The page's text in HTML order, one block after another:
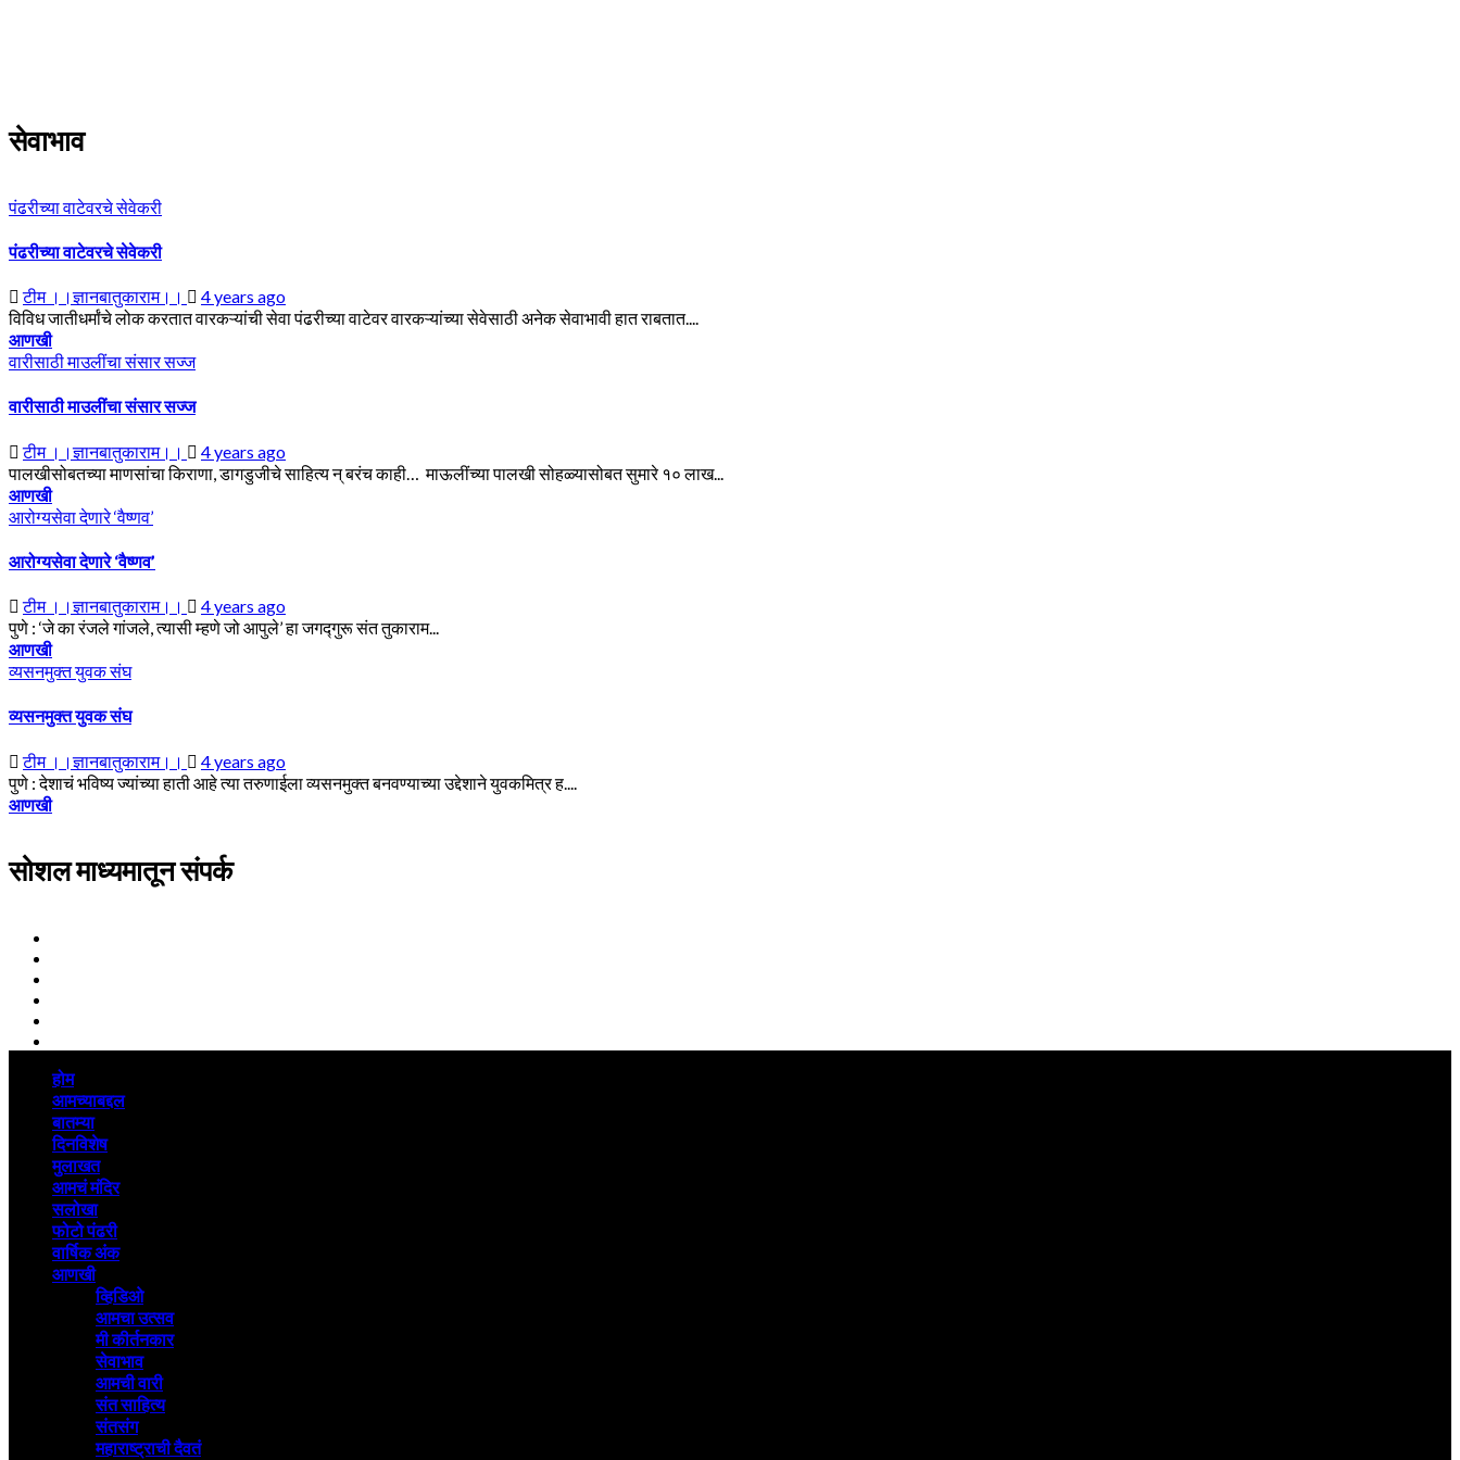
सेवाभाव
पंढरीच्या वाटेवरचे सेवेकरी
पंढरीच्या वाटेवरचे सेवेकरी
टीम ।।ज्ञानबातुकाराम।।
4 years ago
विविध जातीधर्मांचे लोक करतात वारकऱ्यांची सेवा पंढरीच्या वाटेवर वारकऱ्यांच्या सेवेसाठी अनेक सेवाभावी हात राबतात....
आणखी
वारीसाठी माउलींचा संसार सज्ज
वारीसाठी माउलींचा संसार सज्ज
टीम ।।ज्ञानबातुकाराम।।
4 years ago
पालखीसोबतच्या माणसांचा किराणा, डागडुजीचे साहित्य न् बरंच काही… माऊलींच्या पालखी सोहळ्यासोबत सुमारे १० लाख...
आणखी
आरोग्यसेवा देणारे ‘वैष्णव’
आरोग्यसेवा देणारे ‘वैष्णव’
टीम ।।ज्ञानबातुकाराम।।
4 years ago
पुणे : ‘जे का रंजले गांजले, त्यासी म्हणे जो आपुले’ हा जगद्गुरू संत तुकाराम...
आणखी
व्यसनमुक्त युवक संघ
व्यसनमुक्त युवक संघ
टीम ।।ज्ञानबातुकाराम।।
4 years ago
पुणे : देशाचं भविष्य ज्यांच्या हाती आहे त्या तरुणाईला व्यसनमुक्त बनवण्याच्या उद्देशाने युवकमित्र ह....
आणखी
सोशल माध्यमातून संपर्क
Primary
होम
आमच्याबद्दल
बातम्या
दिनविशेष
मुलाखत
आमचं मंदिर
सलोखा
फोटो पंढरी
वार्षिक अंक
आणखी
व्हिडिओ
आमचा उत्सव
मी कीर्तनकार
सेवाभाव
आमची वारी
संत साहित्य
संतसंग
महाराष्ट्राची दैवतं